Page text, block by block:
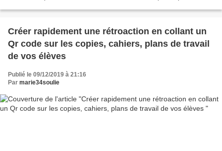
Créer rapidement une rétroaction en collant un
Qr code sur les copies, cahiers, plans de travail
de vos élèves
Publié le 09/12/2019 à 21:16
Par marie34soulie